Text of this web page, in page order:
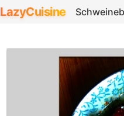
LazyCuisine